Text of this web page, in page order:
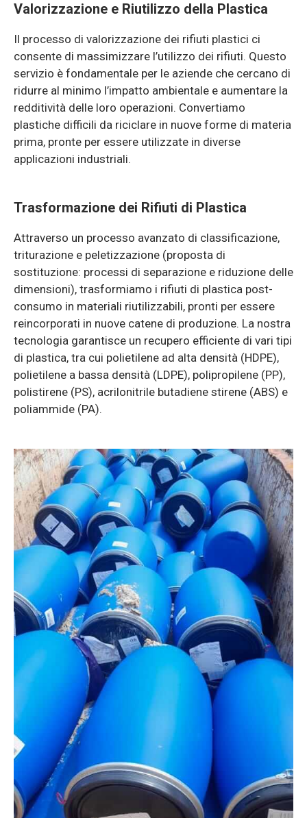
Valorizzazione e Riutilizzo della Plastica
Il processo di valorizzazione dei rifiuti plastici ci
consente di massimizzare l’utilizzo dei rifiuti. Questo
servizio è fondamentale per le aziende che cercano di
ridurre al minimo l’impatto ambientale e aumentare la
redditività delle loro operazioni. Convertiamo
plastiche difficili da riciclare in nuove forme di materia
prima, pronte per essere utilizzate in diverse
applicazioni industriali.
Trasformazione dei Rifiuti di Plastica
Attraverso un processo avanzato di classificazione,
triturazione e peletizzazione (proposta di
sostituzione: processi di separazione e riduzione delle
dimensioni), trasformiamo i rifiuti di plastica post-
consumo in materiali riutilizzabili, pronti per essere
reincorporati in nuove catene di produzione. La nostra
tecnologia garantisce un recupero efficiente di vari tipi
di plastica, tra cui polietilene ad alta densità (HDPE),
polietilene a bassa densità (LDPE), polipropilene (PP),
polistirene (PS), acrilonitrile butadiene stirene (ABS) e
poliammide (PA).